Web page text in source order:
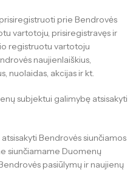
prie Bendrovės
vartotoju, prisiregistravęs ir
registruotu vartotoju
naujienlaiškius,
nuolaidas, akcijas ir kt.
subjektui galimybę atsisakyti
Bendrovės siunčiamos
siunčiamame Duomenų
pasiūlymų ir naujienų